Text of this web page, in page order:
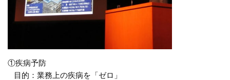
①疾病予防
目的：業務上の疾病を「ゼロ」